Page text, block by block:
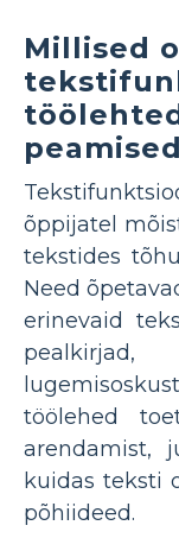
Millised
õppijatel
tekstides
Need
erinevaid
töölehed
arendamist,
kuidas teksti
põhiideed.